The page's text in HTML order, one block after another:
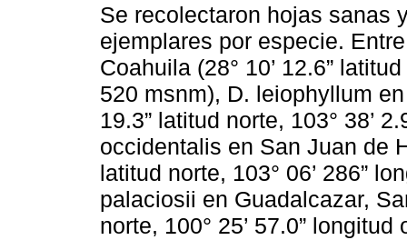
Se recolectaron hojas sanas
ejemplares por especie.
Coahuila (28° 10’ 12.6”
520 msnm), D. leiophyllum
19.3” latitud norte, 103° 38’
occidentalis en San Juan de
latitud norte, 103° 06’ 286”
palaciosii en Guadalcazar,
norte, 100° 25’ 57.0”